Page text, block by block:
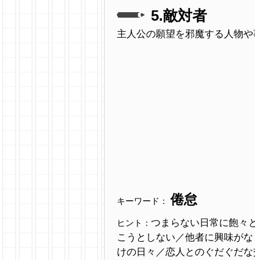
5.敵対者
主人公の願望を邪魔する人物
キーワード： 倦怠
ヒント： つまらない日常に飽々
こうとしない／他者に興味が
けの日々／恋人とのぐだぐだ